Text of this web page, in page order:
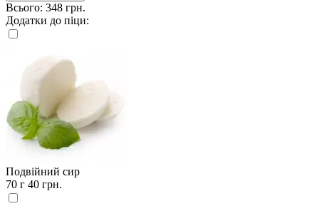
Всього: 348 грн.
Додатки до піци:
Подвійний сир
70 г 40 грн.